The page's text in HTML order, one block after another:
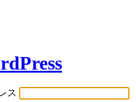
ス